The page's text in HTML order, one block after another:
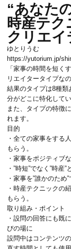
“あなた
時産テ
クリエイ
ゆとりうむ
https://yutorium.jp/
「家事の時間を短く
リエイタータイプな
結果のタイプは8種類
分がどこに特化して
また、タイプの特徴
れます。
目的
・全ての家事をする
もらう。
・家事をポジティブ
・”時短”でなく”時産
・家事を”誰かのため
・時産テクニックの
もらう。
取り組み・ポイント
・設問の回答にも既
びの場に
設問中はコンテンツ